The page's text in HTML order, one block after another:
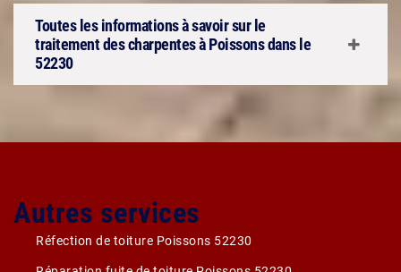
Toutes les informations à savoir sur le
traitement des charpentes à Poissons dans le
52230
Autres services
Réfection de toiture Poissons 52230